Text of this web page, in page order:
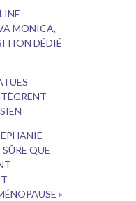
MONICA,
DÉDIÉ
SÛRE QUE
»